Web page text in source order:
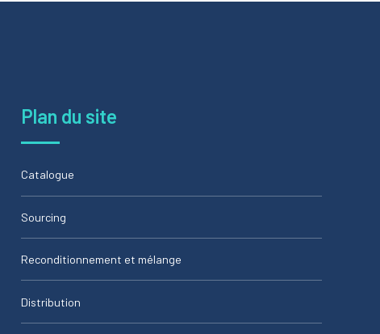
Plan du site
Catalogue
Sourcing
Reconditionnement et mélange
Distribution